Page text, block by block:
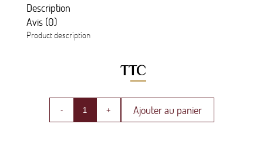
Description
Avis (0)
Product description
- + Ajouter au panier
TTC